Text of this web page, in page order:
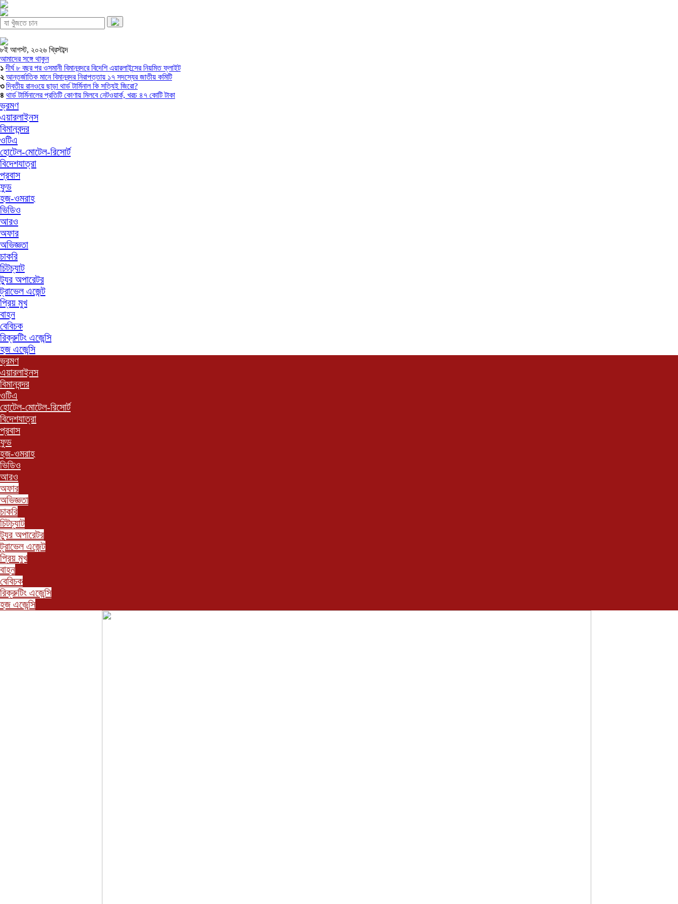
৮ই আগস্ট, ২০২৬ খ্রিস্টাব্দ
আমাদের সঙ্গে থাকুন
১ দীর্ঘ ৮ বছর পর ওসমানী বিমানবন্দরে বিদেশি এয়ারলাইন্সের নিয়মিত ফ্লাইট
২ আন্তর্জাতিক মানে বিমানবন্দর নিরাপত্তায় ১৭ সদস্যের জাতীয় কমিটি
৩ দ্বিতীয় রানওয়ে ছাড়া থার্ড টার্মিনাল কি সত্যিই জিরো?
৪ থার্ড টার্মিনালের প্রতিটি কোণায় মিলবে নেটওয়ার্ক, খরচ ৪৭ কোটি টাকা
ভ্রমণ
এয়ারলাইনস
বিমানবন্দর
ওটিএ
হোটেল-মোটেল-রিসোর্ট
বিদেশযাত্রা
প্রবাস
ফুড
হজ-ওমরাহ
ভিডিও
আরও
অফার
অভিজ্ঞতা
চাকরি
চিটচ্যাট
ট্যুর অপারেটর
ট্রাভেল এজেন্ট
প্রিয় মুখ
বাহন
বেবিচক
রিক্রুটিং এজেন্সি
হজ এজেন্সি
ভ্রমণ
এয়ারলাইনস
বিমানবন্দর
ওটিএ
হোটেল-মোটেল-রিসোর্ট
বিদেশযাত্রা
প্রবাস
ফুড
হজ-ওমরাহ
ভিডিও
আরও
অফার
অভিজ্ঞতা
চাকরি
চিটচ্যাট
ট্যুর অপারেটর
ট্রাভেল এজেন্ট
প্রিয় মুখ
বাহন
বেবিচক
রিক্রুটিং এজেন্সি
হজ এজেন্সি